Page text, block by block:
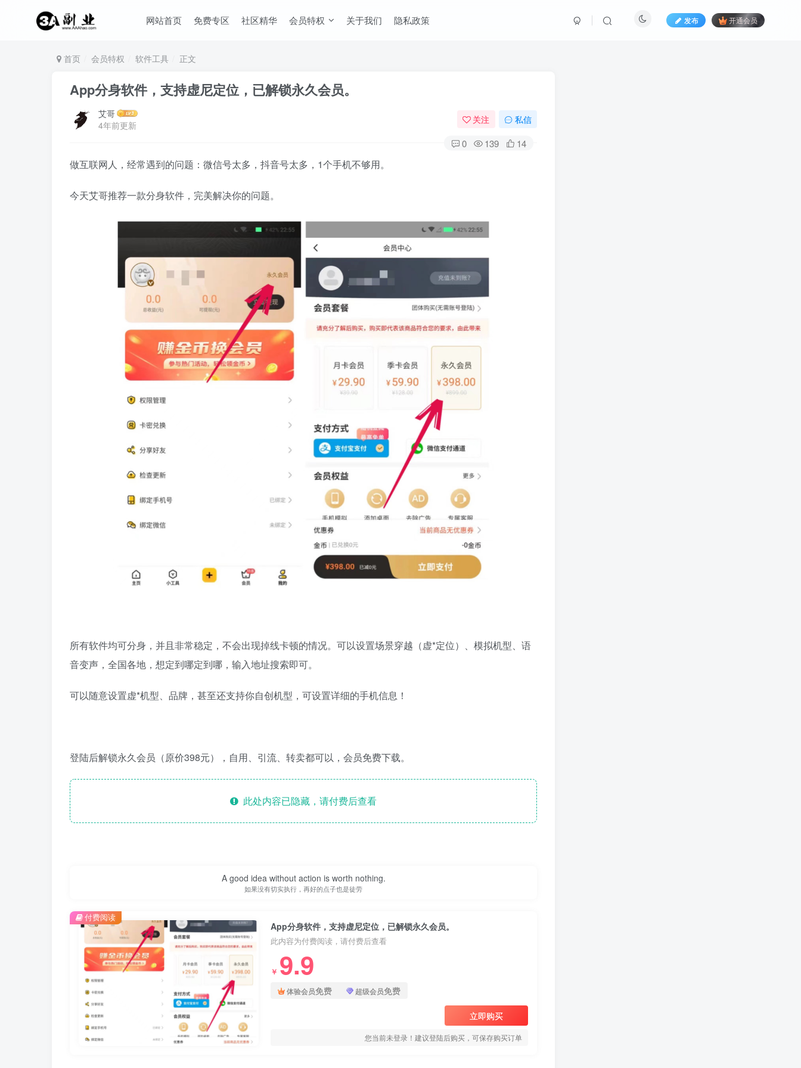
网站首页 免费专区 社区精华 会员特权 关于我们 隐私政策 发布 开通会员
首页 会员特权 软件工具 正文
App分身软件，支持虚尼定位，已解锁永久会员。
艾哥
4年前更新
关注 私信
0 139 14
做互联网人，经常遇到的问题：微信号太多，抖音号太多，1个手机不够用。
今天艾哥推荐一款分身软件，完美解决你的问题。
所有软件均可分身，并且非常稳定，不会出现掉线卡顿的情况。可以设置场景穿越（虚*定位）、模拟机型、语
音变声，全国各地，想定到哪定到哪，输入地址搜索即可。
可以随意设置虚*机型、品牌，甚至还支持你自创机型，可设置详细的手机信息！
登陆后解锁永久会员（原价398元），自用、引流、转卖都可以，会员免费下载。
此处内容已隐藏，请付费后查看
A good idea without action is worth nothing.
如果没有切实执行，再好的点子也是徒劳
App分身软件，支持虚尼定位，已解锁永久会员。
此内容为付费阅读，请付费后查看
￥ 9.9
体验会员免费 超级会员免费
立即购买
您当前未登录！建议登陆后购买，可保存购买订单
付费阅读